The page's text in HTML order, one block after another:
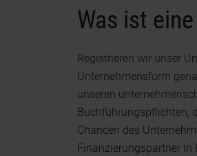
Was ist
Registrieren wir unser
Unternehmensform
unseren
Buchführungspflichten,
Chancen des
Finanzierungspartner in